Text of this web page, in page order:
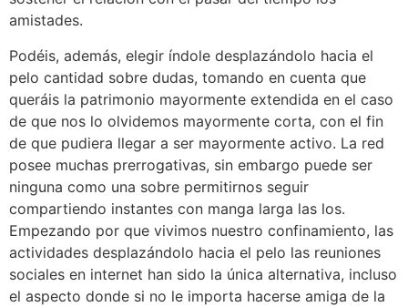
amistades.
Podéis, además, elegir índole desplazándolo hacia el
pelo cantidad sobre dudas, tomando en cuenta que
queráis la patrimonio mayormente extendida en el caso
de que nos lo olvidemos mayormente corta, con el fin
de que pudiera llegar a ser mayormente activo. La red
posee muchas prerrogativas, sin embargo puede ser
ninguna como una sobre permitirnos seguir
compartiendo instantes con manga larga las los.
Empezando por que vivimos nuestro confinamiento, las
actividades desplazándolo hacia el pelo las reuniones
sociales en internet han sido la única alternativa, incluso
el aspecto donde si no le importa hacerse amiga de la